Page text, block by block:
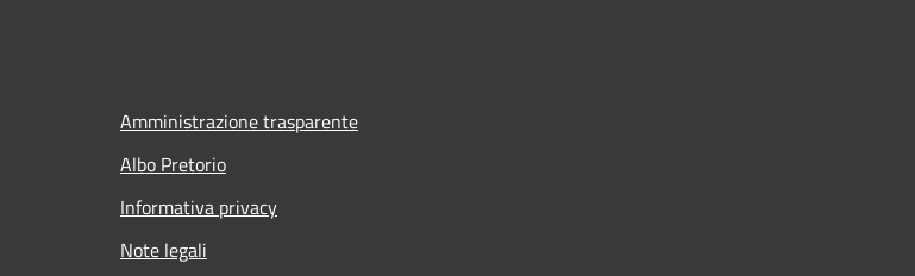
Amministrazione trasparente
Albo Pretorio
Informativa privacy
Note legali